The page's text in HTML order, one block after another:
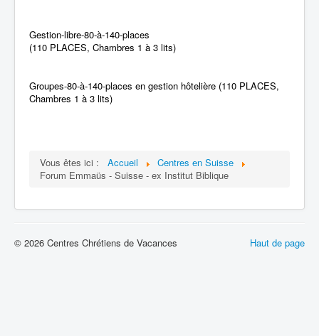
Gestion-libre-80-à-140-places
(110 PLACES, Chambres 1 à 3 lits)
Groupes-80-à-140-places en gestion hôtelière (110 PLACES,
Chambres 1 à 3 lits)
Vous êtes ici : Accueil
Centres en Suisse
Forum Emmaüs - Suisse - ex Institut Biblique
Haut de page
© 2026 Centres Chrétiens de Vacances